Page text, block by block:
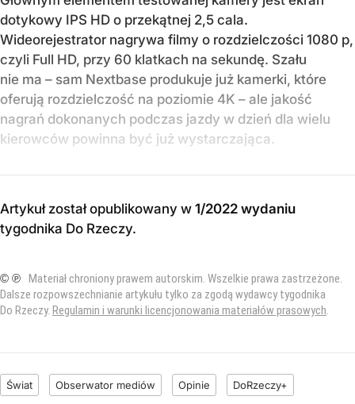
dotykowy IPS HD o przekątnej 2,5 cala.
Wideorejestrator nagrywa filmy o rozdzielczości 1080 p,
czyli Full HD, przy 60 klatkach na sekundę. Szału
nie ma – sam Nextbase produkuje już kamerki, które
oferują rozdzielczość na poziomie 4K – ale jakość
nagrań dokonanych podczas jazdy w dzień dla wielu
kierowców powinna być już wystarczająca.
Artykuł został opublikowany w 1/2022 wydaniu
tygodnika Do Rzeczy.
© ℗ Materiał chroniony prawem autorskim. Wszelkie prawa zastrzeżone.
Dalsze rozpowszechnianie artykułu tylko za zgodą wydawcy tygodnika
Do Rzeczy. Regulamin i warunki licencjonowania materiałów prasowych.
Świat Obserwator mediów Opinie DoRzeczy+